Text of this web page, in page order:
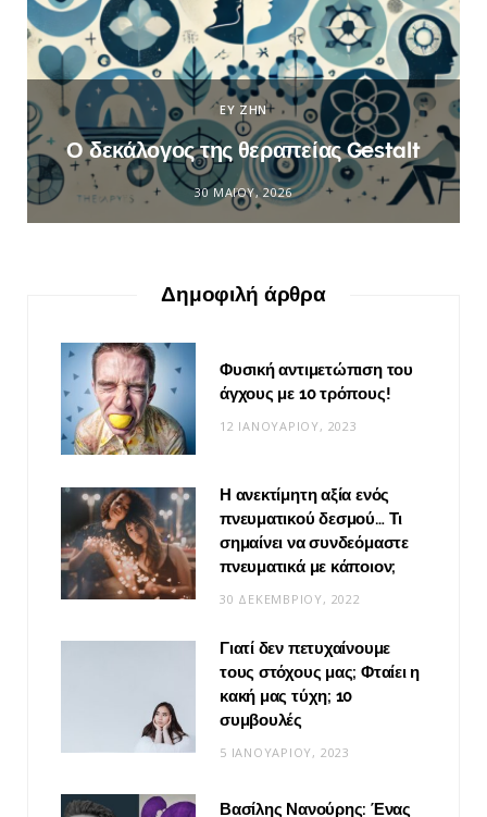
ΕΥ ΖΗΝ
Ο δεκάλογος της θεραπείας Gestalt
30 ΜΑΪ́ΟΥ, 2026
Δημοφιλή άρθρα
Φυσική αντιμετώπιση του
άγχους με 10 τρόπους!
12 ΙΑΝΟΥΑΡΊΟΥ, 2023
Η ανεκτίμητη αξία ενός
πνευματικού δεσμού… Τι
σημαίνει να συνδεόμαστε
πνευματικά με κάποιον;
30 ΔΕΚΕΜΒΡΊΟΥ, 2022
Γιατί δεν πετυχαίνουμε
τους στόχους μας; Φταίει η
κακή μας τύχη; 10
συμβουλές
5 ΙΑΝΟΥΑΡΊΟΥ, 2023
Βασίλης Νανούρης: Ένας